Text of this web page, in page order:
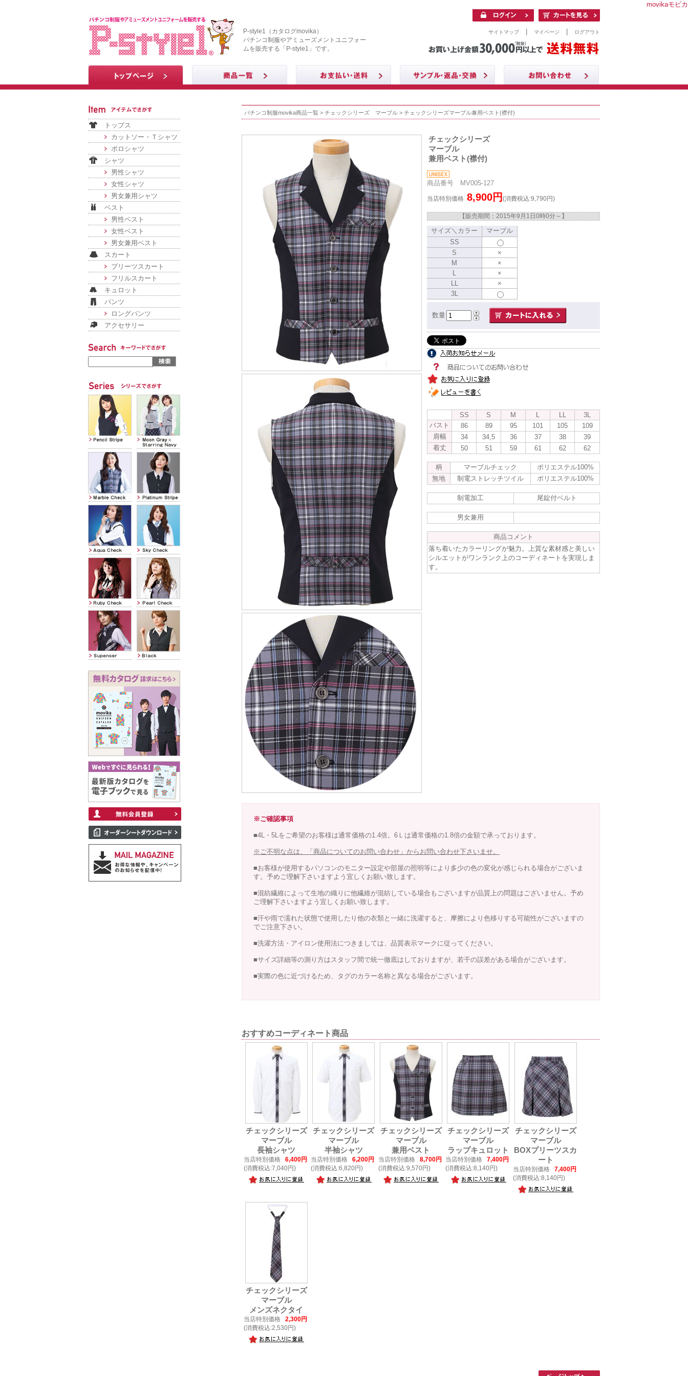
movikaモビカ
P-style1（カタログmovika）
パチンコ制服やアミューズメントユニフォー
ムを販売する「P-style1」です。
サイトマップ| マイページ ログアウト
トップス
カットソー・Ｔシャツ
ポロシャツ
シャツ
男性シャツ
女性シャツ
男女兼用シャツ
ベスト
男性ベスト
女性ベスト
男女兼用ベスト
スカート
プリーツスカート
フリルスカート
キュロット
パンツ
ロングパンツ
アクセサリー
パチンコ制服movika商品一覧 > チェックシリーズ マーブル > チェックシリーズマーブル兼用ベスト(襟付)
チェックシリーズ
マーブル
兼用ベスト(襟付)
商品番号 MV005-127
当店特別価格 8,900円 (消費税込:9,790円)
【販売期間： 2015年9月1日0時0分 ～】
サイズ＼カラー
マーブル
SS
S
×
M
×
L
×
LL
×
3L
数量
SS S M L LL
3L
バスト
86 89 95 101 105
109
肩幅
34 34,5 36 37 38
39
着丈
50 51 59 61 62 62
柄 マーブルチェック
ポリエステル100%
無地
制電ストレッチツイル ポリエステル100%
制電加工 尾錠付ベルト
男女兼用
商品コメント
落ち着いたカラーリングが魅力。上質な素材感と美しい
シルエットがワンランク上のコーディネートを実現しま
す。
※ご確認事項
■4L・5Lをご希望のお客様は通常価格の1.4倍。6Ｌは通常価格の1.8倍の金額で承っております。
※ご不明な点は、「商品についてのお問い合わせ」からお問い合わせ下さいませ。
■お客様が使用するパソコンのモニター設定や部屋の照明等により多少の色の変化が感じられる場合がございま
す。予めご理解下さいますよう宜しくお願い致します。
■混紡繊維によって生地の織りに他繊維が混紡している場合もございますが品質上の問題はございません。予め
ご理解下さいますよう宜しくお願い致します。
■汗や雨で濡れた状態で使用したり他の衣類と一緒に洗濯すると、摩擦により色移りする可能性がございますの
でご注意下さい。
■洗濯方法・アイロン使用法につきましては、品質表示マークに従ってください。
■サイズ詳細等の測り方はスタッフ間で統一徹底はしておりますが、若干の誤差がある場合がございます。
■実際の色に近づけるため、タグのカラー名称と異なる場合がございます。
おすすめコーディネート商品
チェックシリーズ
マーブル
長袖シャツ
当店特別価格
6,400円
(消費税込:7,040円)
チェックシリーズ
マーブル
半袖シャツ
当店特別価格
6,200円
(消費税込:6,820円)
チェックシリーズ
マーブル
兼用ベスト
当店特別価格
8,700円
(消費税込:9,570円)
チェックシリーズ
マーブル
ラップキュロット
当店特別価格
7,400円
(消費税込:8,140円)
チェックシリーズ
マーブル
BOXプリーツスカ
ート
当店特別価格
7,400円
(消費税込:8,140円)
チェックシリーズ
マーブル
メンズネクタイ
当店特別価格
2,300円
(消費税込:2,530円)